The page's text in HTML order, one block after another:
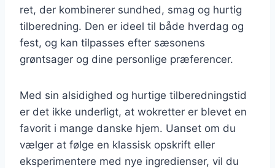
ret, der kombinerer sundhed, smag og hurtig
tilberedning. Den er ideel til både hverdag og
fest, og kan tilpasses efter sæsonens
grøntsager og dine personlige præferencer.
Med sin alsidighed og hurtige tilberedningstid
er det ikke underligt, at wokretter er blevet en
favorit i mange danske hjem. Uanset om du
vælger at følge en klassisk opskrift eller
eksperimentere med nye ingredienser, vil du